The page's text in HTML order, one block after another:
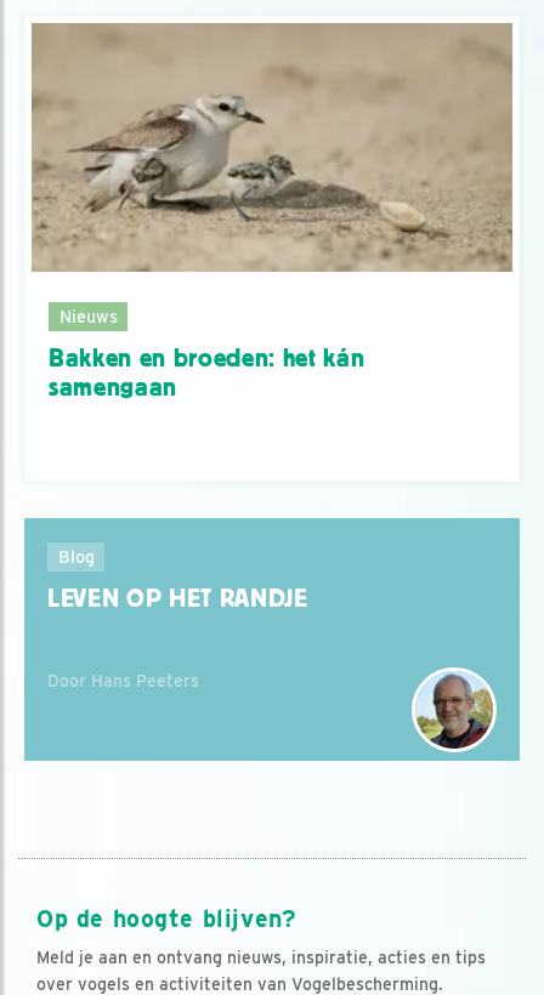
Nieuws
Bakken en broeden: het kán
samengaan
Blog
LEVEN OP HET RANDJE
Door Hans Peeters
Op de hoogte blijven?
Meld je aan en ontvang nieuws, inspiratie, acties en tips
over vogels en activiteiten van Vogelbescherming.